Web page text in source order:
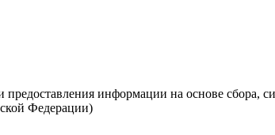
информации на основе сбора,
Федерации)